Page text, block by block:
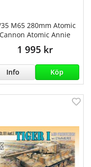
M65 280mm Atomic
Cannon Atomic Annie
1 995 kr
Info Köp